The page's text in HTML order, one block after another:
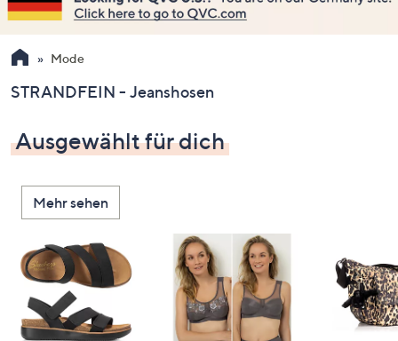
sind,
verwenden
Sie
Pfeiltasten
oben
und
nach
unten
oder
wischen
Sie
Touch-
Geräten
Mode
STRANDFEIN - Jeanshosen
Ausgewählt für dich
Mehr sehen